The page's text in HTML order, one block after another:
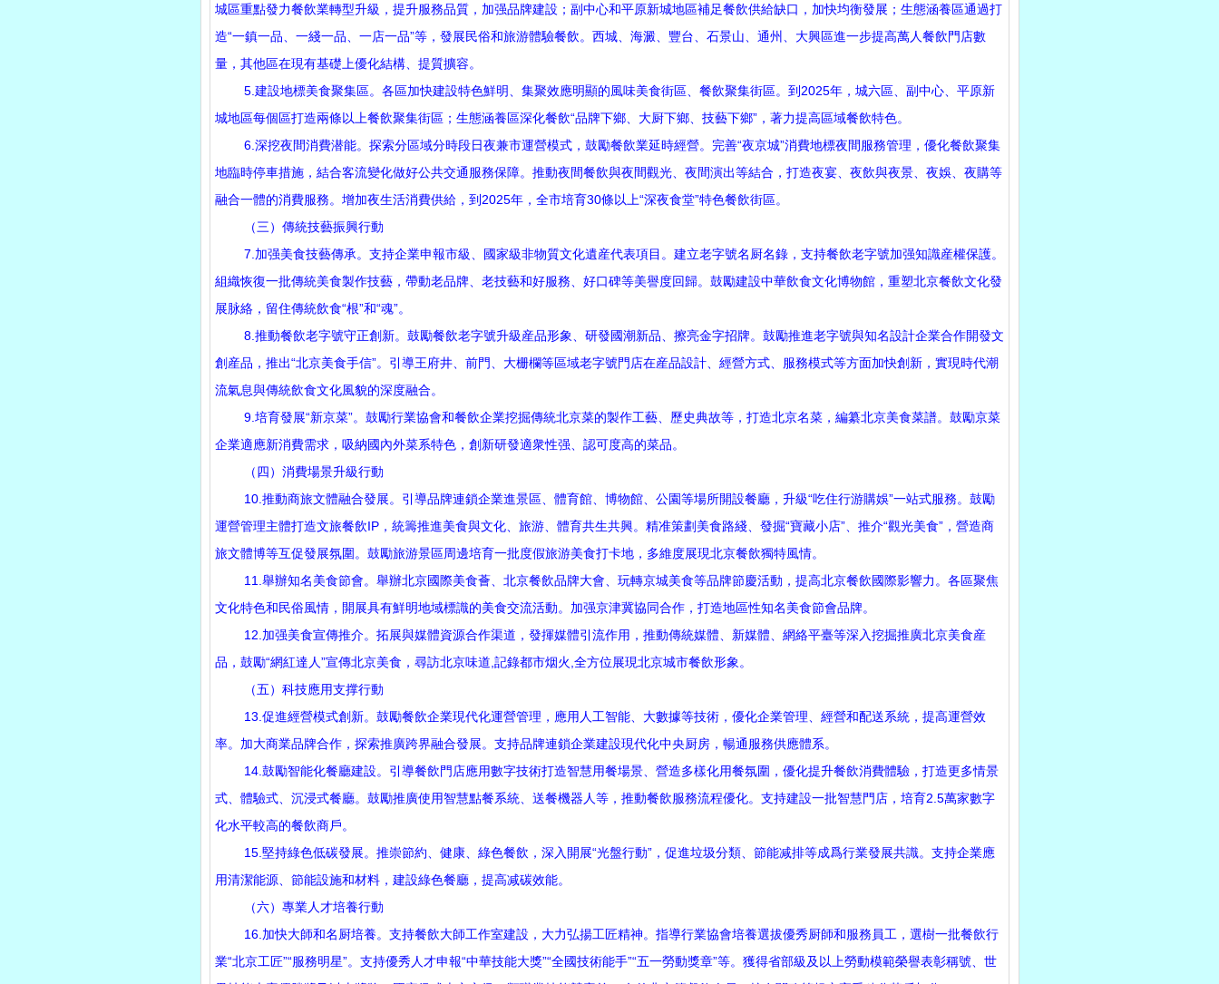
城區重點發力餐飲業轉型升級，提升服務品質，加强品牌建設；副中心和平原新城地區補足餐飲供給缺口，加快均衡發展；生態涵養區通過打
造“一鎮一品、一綫一品、一店一品”等，發展民俗和旅游體驗餐飲。西城、海澱、豐台、石景山、通州、大興區進一步提高萬人餐飲門店數
量，其他區在現有基礎上優化結構、提質擴容。
5.建設地標美食聚集區。各區加快建設特色鮮明、集聚效應明顯的風味美食街區、餐飲聚集街區。到2025年，城六區、副中心、平原新
城地區每個區打造兩條以上餐飲聚集街區；生態涵養區深化餐飲“品牌下鄉、大厨下鄉、技藝下鄉”，著力提高區域餐飲特色。
6.深挖夜間消費潜能。探索分區域分時段日夜兼市運營模式，鼓勵餐飲業延時經營。完善“夜京城”消費地標夜間服務管理，優化餐飲聚集
地臨時停車措施，結合客流變化做好公共交通服務保障。推動夜間餐飲與夜間觀光、夜間演出等結合，打造夜宴、夜飲與夜景、夜娛、夜購等
融合一體的消費服務。增加夜生活消費供給，到2025年，全市培育30條以上“深夜食堂”特色餐飲街區。
（三）傳統技藝振興行動
7.加强美食技藝傳承。支持企業申報市級、國家級非物質文化遺産代表項目。建立老字號名厨名錄，支持餐飲老字號加强知識産權保護。
組織恢復一批傳統美食製作技藝，帶動老品牌、老技藝和好服務、好口碑等美譽度回歸。鼓勵建設中華飲食文化博物館，重塑北京餐飲文化發
展脉絡，留住傳統飲食“根”和“魂”。
8.推動餐飲老字號守正創新。鼓勵餐飲老字號升級産品形象、研發國潮新品、擦亮金字招牌。鼓勵推進老字號與知名設計企業合作開發文
創産品，推出“北京美食手信”。引導王府井、前門、大栅欄等區域老字號門店在産品設計、經營方式、服務模式等方面加快創新，實現時代潮
流氣息與傳統飲食文化風貌的深度融合。
9.培育發展“新京菜”。鼓勵行業協會和餐飲企業挖掘傳統北京菜的製作工藝、歷史典故等，打造北京名菜，編纂北京美食菜譜。鼓勵京菜
企業適應新消費需求，吸納國內外菜系特色，創新研發適衆性强、認可度高的菜品。
（四）消費場景升級行動
10.推動商旅文體融合發展。引導品牌連鎖企業進景區、體育館、博物館、公園等場所開設餐廳，升級“吃住行游購娛”一站式服務。鼓勵
運營管理主體打造文旅餐飲IP，統籌推進美食與文化、旅游、體育共生共興。精准策劃美食路綫、發掘“寶藏小店”、推介“觀光美食”，營造商
旅文體博等互促發展氛圍。鼓勵旅游景區周邊培育一批度假旅游美食打卡地，多維度展現北京餐飲獨特風情。
11.舉辦知名美食節會。舉辦北京國際美食薈、北京餐飲品牌大會、玩轉京城美食等品牌節慶活動，提高北京餐飲國際影響力。各區聚焦
文化特色和民俗風情，開展具有鮮明地域標識的美食交流活動。加强京津冀協同合作，打造地區性知名美食節會品牌。
12.加强美食宣傳推介。拓展與媒體資源合作渠道，發揮媒體引流作用，推動傳統媒體、新媒體、網絡平臺等深入挖掘推廣北京美食産
品，鼓勵“網紅達人”宣傳北京美食，尋訪北京味道,記錄都市烟火,全方位展現北京城市餐飲形象。
（五）科技應用支撑行動
13.促進經營模式創新。鼓勵餐飲企業現代化運營管理，應用人工智能、大數據等技術，優化企業管理、經營和配送系統，提高運營效
率。加大商業品牌合作，探索推廣跨界融合發展。支持品牌連鎖企業建設現代化中央厨房，暢通服務供應體系。
14.鼓勵智能化餐廳建設。引導餐飲門店應用數字技術打造智慧用餐場景、營造多樣化用餐氛圍，優化提升餐飲消費體驗，打造更多情景
式、體驗式、沉浸式餐廳。鼓勵推廣使用智慧點餐系統、送餐機器人等，推動餐飲服務流程優化。支持建設一批智慧門店，培育2.5萬家數字
化水平較高的餐飲商戶。
15.堅持綠色低碳發展。推崇節約、健康、綠色餐飲，深入開展“光盤行動”，促進垃圾分類、節能减排等成爲行業發展共識。支持企業應
用清潔能源、節能設施和材料，建設綠色餐廳，提高减碳效能。
（六）專業人才培養行動
16.加快大師和名厨培養。支持餐飲大師工作室建設，大力弘揚工匠精神。指導行業協會培養選拔優秀厨師和服務員工，選樹一批餐飲行
業“北京工匠”“服務明星”。支持優秀人才申報“中華技能大獎”“全國技術能手”“五一勞動獎章”等。獲得省部級及以上勞動模範榮譽表彰稱號、世